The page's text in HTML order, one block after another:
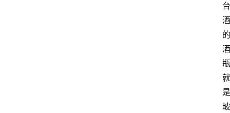
台
酒
的
酒
瓶
就
是
玻